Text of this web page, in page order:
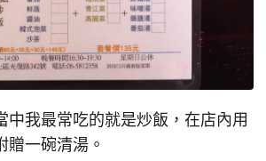
中我最常吃的就是炒飯，在店內用
贈一碗清湯。